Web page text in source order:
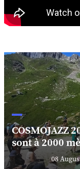
COSMOJAZZ
sont à 2000
08